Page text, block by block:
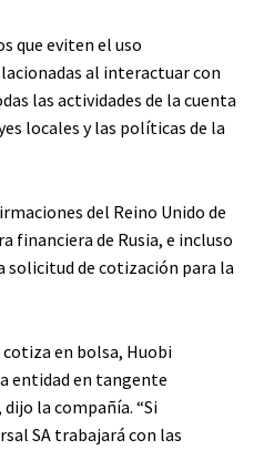
que eviten el uso
al interactuar con
las actividades de la cuenta
locales y las políticas de la
del Reino Unido de
financiera de Rusia, e incluso
solicitud de cotización para la
cotiza en bolsa, Huobi
entidad en tangente
la compañía. “Si
SA trabajará con las